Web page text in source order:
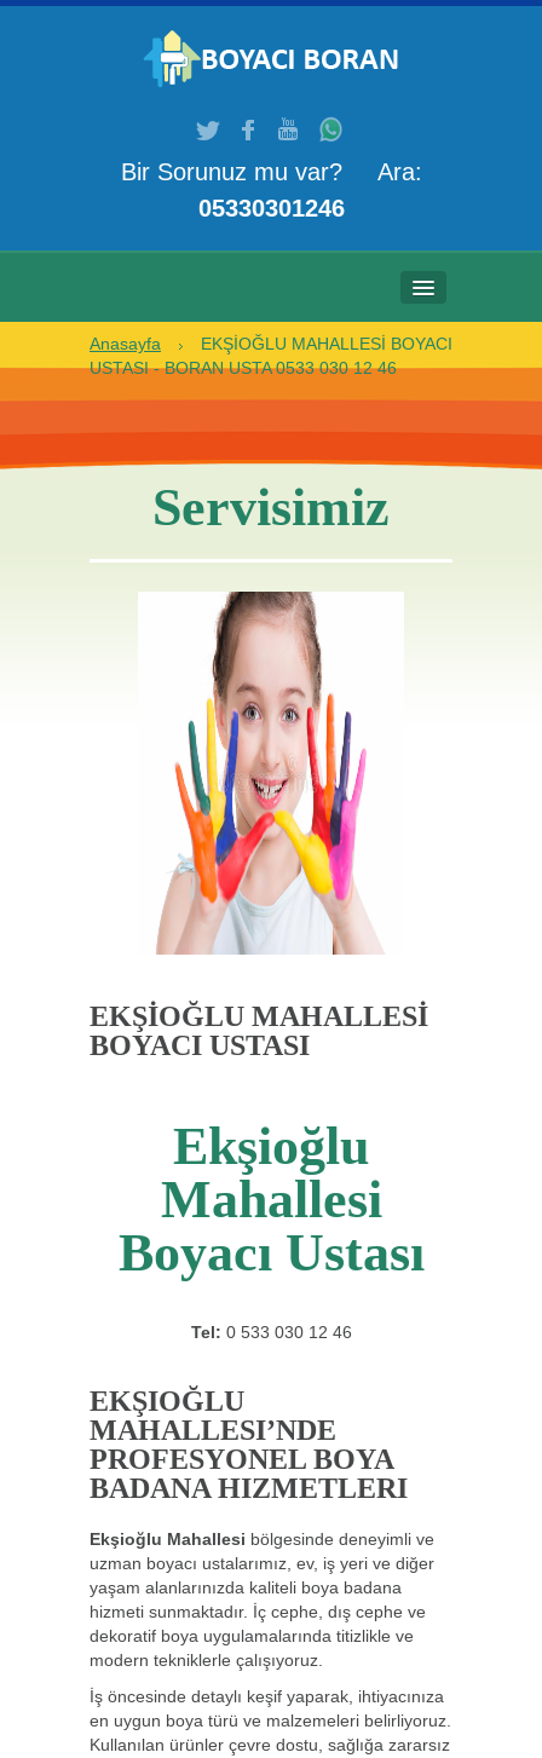
Bir Sorunuz mu var? Ara:
05330301246
ANASAYFA
İLETIŞIM
Anasayfa
EKŞİOĞLU MAHALLESİ BOYACI
USTASI - BORAN USTA 0533 030 12 46
Servisimiz
EKŞİOĞLU MAHALLESİ
BOYACI USTASI
Ekşioğlu
Mahallesi
Boyacı Ustası
Tel: 0 533 030 12 46
EKŞIOĞLU
MAHALLESI’NDE
PROFESYONEL BOYA
BADANA HIZMETLERI
Ekşioğlu Mahallesi bölgesinde deneyimli ve
uzman boyacı ustalarımız, ev, iş yeri ve diğer
yaşam alanlarınızda kaliteli boya badana
hizmeti sunmaktadır. İç cephe, dış cephe ve
dekoratif boya uygulamalarında titizlikle ve
modern tekniklerle çalışıyoruz.
İş öncesinde detaylı keşif yaparak, ihtiyacınıza
en uygun boya türü ve malzemeleri belirliyoruz.
Kullanılan ürünler çevre dostu, sağlığa zararsız